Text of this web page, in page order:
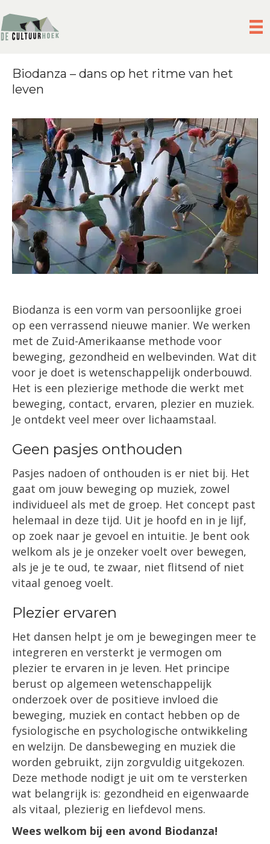
Biodanza – dans op het ritme van het
leven
Biodanza is een vorm van persoonlijke groei
op een verrassend nieuwe manier. We werken
met de Zuid-Amerikaanse methode voor
beweging, gezondheid en welbevinden. Wat dit
voor je doet is wetenschappelijk onderbouwd.
Het is een plezierige methode die werkt met
beweging, contact, ervaren, plezier en muziek.
Je ontdekt veel meer over lichaamstaal.
Geen pasjes onthouden
Pasjes nadoen of onthouden is er niet bij. Het
gaat om jouw beweging op muziek, zowel
individueel als met de groep. Het concept past
helemaal in deze tijd. Uit je hoofd en in je lijf,
op zoek naar je gevoel en intuitie. Je bent ook
welkom als je je onzeker voelt over bewegen,
als je je te oud, te zwaar, niet flitsend of niet
vitaal genoeg voelt.
Plezier ervaren
Het dansen helpt je om je bewegingen meer te
integreren en versterkt je vermogen om
plezier te ervaren in je leven. Het principe
berust op algemeen wetenschappelijk
onderzoek over de positieve invloed die
beweging, muziek en contact hebben op de
fysiologische en psychologische ontwikkeling
en welzijn. De dansbeweging en muziek die
worden gebruikt, zijn zorgvuldig uitgekozen.
Deze methode nodigt je uit om te versterken
wat belangrijk is: gezondheid en eigenwaarde
als vitaal, plezierig en liefdevol mens.
Wees welkom bij een avond Biodanza!